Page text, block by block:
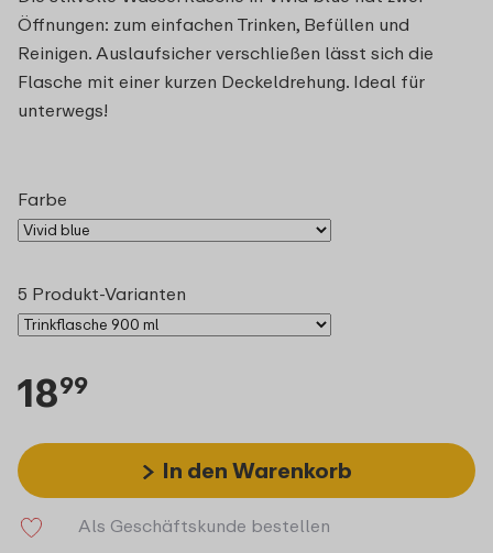
Öffnungen: zum einfachen Trinken, Befüllen und
Reinigen. Auslaufsicher verschließen lässt sich die
Flasche mit einer kurzen Deckeldrehung. Ideal für
unterwegs!
Farbe
5 Produkt-Varianten
1899
In den Warenkorb
Als Geschäftskunde bestellen